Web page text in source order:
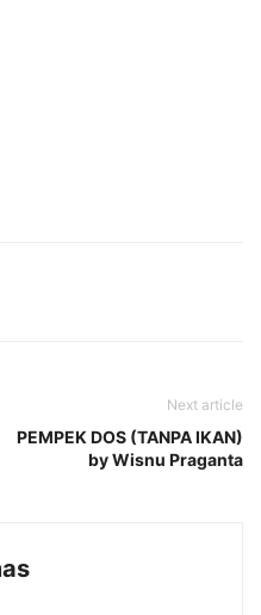
Next article
PEMPEK DOS (TANPA IKAN)
by Wisnu Praganta